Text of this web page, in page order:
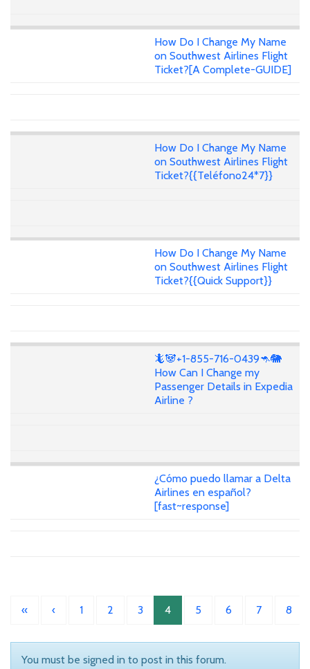
How Do I Change My Name
on Southwest Airlines Flight
Ticket?[A Complete-GUIDE]
How Do I Change My Name
on Southwest Airlines Flight
Ticket?{{Teléfono24*7}}
How Do I Change My Name
on Southwest Airlines Flight
Ticket?{{Quick Support}}
🦎🐼+1-855-716-0439🦘🐘
How Can I Change my
Passenger Details in Expedia
Airline ?
¿Cómo puedo llamar a Delta
Airlines en español?
[fast~response]
« ‹ 1 2 3 4 5 6 7 8
You must be signed in to post in this forum.